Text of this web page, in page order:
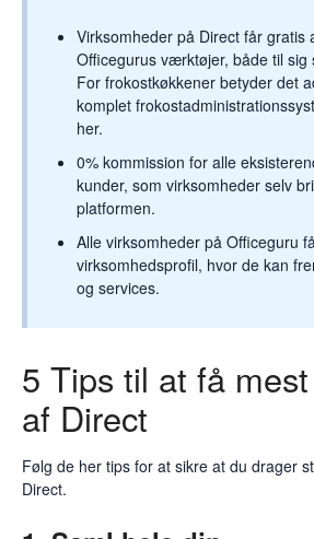
Virksomheder på Direct får gratis
Officegurus værktøjer, både til sig
For frokostkøkkener betyder det
komplet
her.
0% kommission for alle
kunder, som virksomheder selv
platformen.
Alle virksomheder på Officeguru
virksomhedsprofil, hvor de kan
og services.
5 Tips til at få
af Direct
Følg de her tips for at sikre at du drager
Direct.